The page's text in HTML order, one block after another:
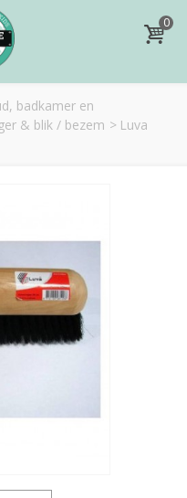
0
badkamer en
& blik / bezem > Luva